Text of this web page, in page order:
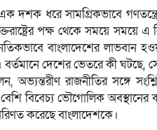
দশক ধরে সামগ্রিকভাবে
পক্ষ থেকে সময়ে সময়ে এ
বাংলাদেশের লাভবান
বর্তমানে দেশের ভেতরে কী ঘটছে,
রাজনীতির সঙ্গে
বিবেচ্য ভৌগোলিক
করেছে বাংলাদেশকে।